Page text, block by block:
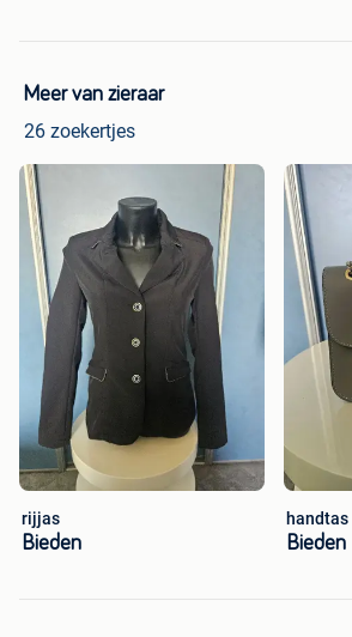
Meer van zieraar
26 zoekertjes
rijjas
Bieden
handtas
Bieden